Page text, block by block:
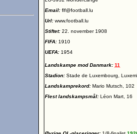
Email: flf@football.lu
Url: www.football.lu
Stiftet: 22. november 1908
FIFA: 1910
UEFA: 1954
Landskampe mod Danmark: 11
Stadion: Stade de Luxembourg,
Landskamprekord: Mario Mutsch, 102
Flest landskampsmål: Léon Mart, 16